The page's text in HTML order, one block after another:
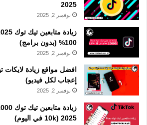
2025
نوفمبر 2, 2025
100% (بدون برامج)
نوفمبر 2, 2025
إعجاب لكل فيديو)
نوفمبر 2, 2025
2025 (10k في اليوم)